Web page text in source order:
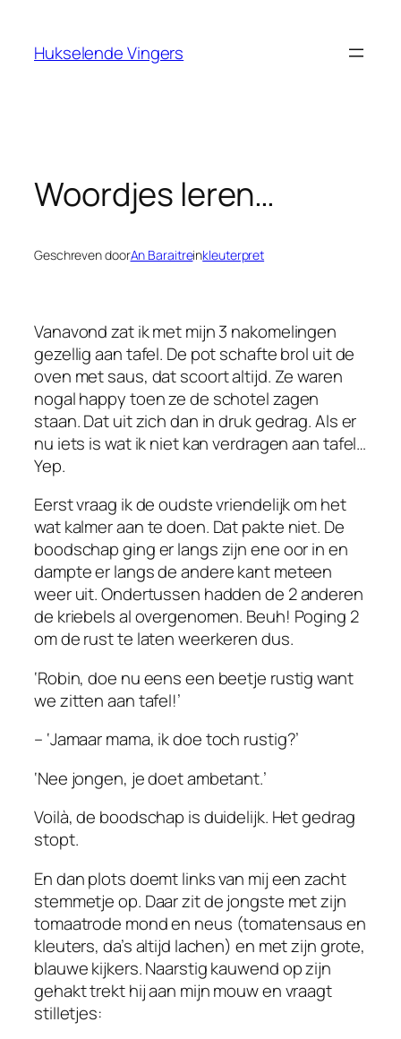
Hukselende Vingers
Woordjes leren…
Geschreven doorAn Baraitreinkleuterpret
Vanavond zat ik met mijn 3 nakomelingen
gezellig aan tafel. De pot schafte brol uit de
oven met saus, dat scoort altijd. Ze waren
nogal happy toen ze de schotel zagen
staan. Dat uit zich dan in druk gedrag. Als er
nu iets is wat ik niet kan verdragen aan tafel…
Yep.
Eerst vraag ik de oudste vriendelijk om het
wat kalmer aan te doen. Dat pakte niet. De
boodschap ging er langs zijn ene oor in en
dampte er langs de andere kant meteen
weer uit. Ondertussen hadden de 2 anderen
de kriebels al overgenomen. Beuh! Poging 2
om de rust te laten weerkeren dus.
‘Robin, doe nu eens een beetje rustig want
we zitten aan tafel!’
– ‘Jamaar mama, ik doe toch rustig?’
‘Nee jongen, je doet ambetant.’
Voilà, de boodschap is duidelijk. Het gedrag
stopt.
En dan plots doemt links van mij een zacht
stemmetje op. Daar zit de jongste met zijn
tomaatrode mond en neus (tomatensaus en
kleuters, da’s altijd lachen) en met zijn grote,
blauwe kijkers. Naarstig kauwend op zijn
gehakt trekt hij aan mijn mouw en vraagt
stilletjes: